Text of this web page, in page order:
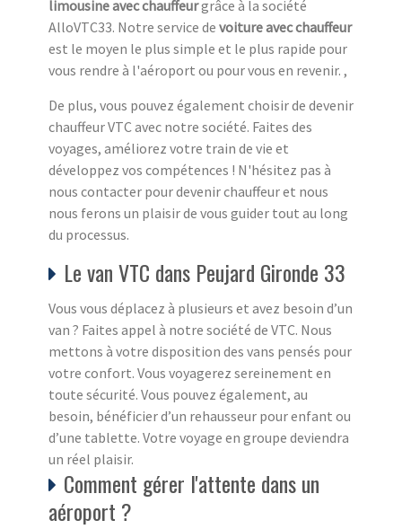
limousine avec chauffeurgrâce à la société
AlloVTC33. Notre service de voiture avec chauffeur
est le moyen le plus simple et le plus rapide pour
vous rendre à l'aéroport ou pour vous en revenir. ,
De plus, vous pouvez également choisir de devenir
chauffeur VTC avec notre société. Faites des
voyages, améliorez votre train de vie et
développez vos compétences ! N'hésitez pas à
nous contacter pour devenir chauffeur et nous
nous ferons un plaisir de vous guider tout au long
du processus.
Le van VTC dans Peujard Gironde 33
Vous vous déplacez à plusieurs et avez besoin d’un
van ? Faites appel à notre société de VTC. Nous
mettons à votre disposition des vans pensés pour
votre confort. Vous voyagerez sereinement en
toute sécurité. Vous pouvez également, au
besoin, bénéficier d’un rehausseur pour enfant ou
d’une tablette. Votre voyage en groupe deviendra
un réel plaisir.
Comment gérer l'attente dans un
aéroport ?